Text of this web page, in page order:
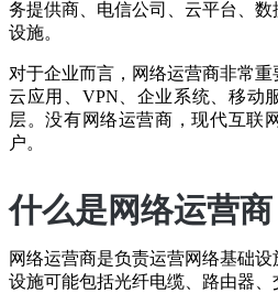
务提供商、电信公司、云平台、
设施。
对于企业而言，网络运营商非常重
云应用、VPN、企业系统、移动
层。没有网络运营商，现代互联
户。
什么是网络运营商
网络运营商是负责运营网络基础
设施可能包括光纤电缆、路由器